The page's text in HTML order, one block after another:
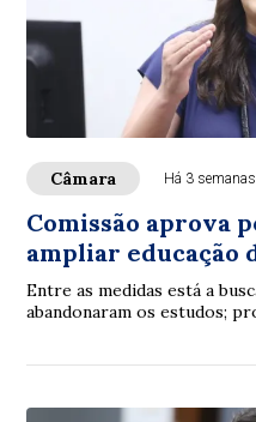
Câmara Há 3 semanas
Comissão aprova
ampliar educação
Entre as medidas está a
abandonaram os estudos;